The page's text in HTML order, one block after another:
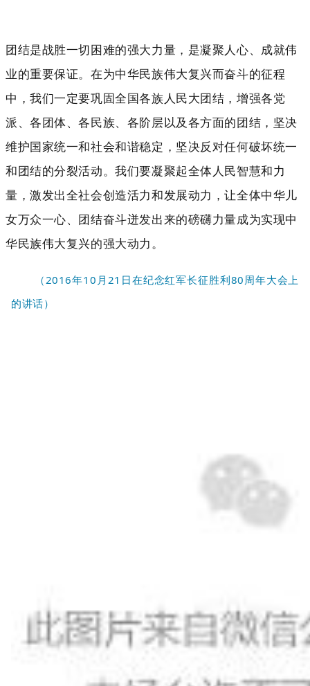
团结是战胜一切困难的强大力量，是凝聚人心、成就伟
业的重要保证。在为中华民族伟大复兴而奋斗的征程
中，我们一定要巩固全国各族人民大团结，增强各党
派、各团体、各民族、各阶层以及各方面的团结，坚决
维护国家统一和社会和谐稳定，坚决反对任何破坏统一
和团结的分裂活动。我们要凝聚起全体人民智慧和力
量，激发出全社会创造活力和发展动力，让全体中华儿
女万众一心、团结奋斗迸发出来的磅礴力量成为实现中
华民族伟大复兴的强大动力。
（2016年10月21日在纪念红军长征胜利80周年大会上
的讲话）